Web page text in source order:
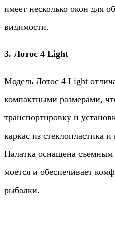
имеет несколько окон для
видимости.
3. Лотос 4 Light
Модель Лотос 4 Light
компактными размерами,
транспортировку и
каркас из стеклопластика
Палатка оснащена съемным
моется и обеспечивает
рыбалки.